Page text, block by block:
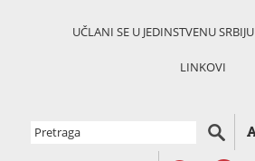
UČLANI SE U JEDINSTVENU SRBIJU
LINKOVI